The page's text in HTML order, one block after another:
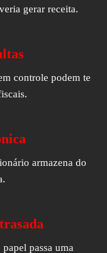
gerar receita.
controle podem te
armazena do
passa uma